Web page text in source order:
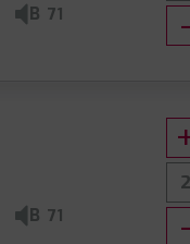
B 71
B 71